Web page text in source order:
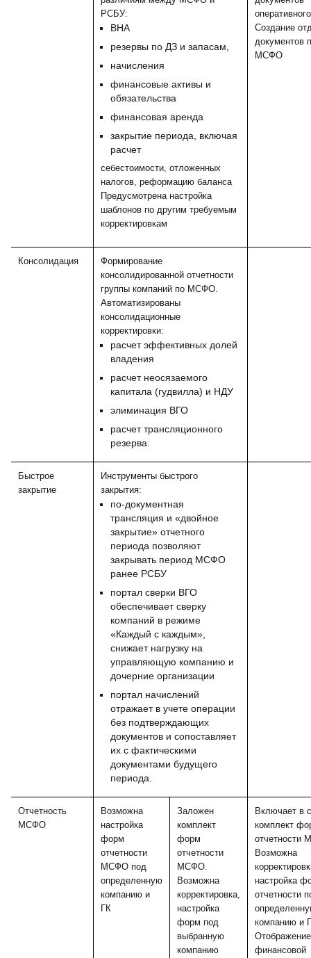
РСБУ:
ВНА
резервы по ДЗ и запасам,
начисления
финансовые активы и
обязательства
финансовая аренда
закрытие периода, включая
расчет
себестоимости, отложенных
налогов, реформацию баланса
Предусмотрена настройка
шаблонов по другим требуемым
корректировкам
Создание
документов
МСФО
Консолидация
Формирование
консолидированной отчетности
группы компаний по МСФО.
Автоматизированы
консолидационные
корректировки:
расчет эффективных долей
владения
расчет неосязаемого
капитала (гудвилла) и НДУ
элиминация ВГО
расчет трансляционного
резерва.
Быстрое
закрытие
Инструменты быстрого
закрытия:
по-документная
трансляция и «двойное
закрытие» отчетного
периода позволяют
закрывать период МСФО
ранее РСБУ
портал сверки ВГО
обеспечивает сверку
компаний в режиме
«Каждый с каждым»,
снижает нагрузку на
управляющую компанию и
дочерние организации
портал начислений
отражает в учете операции
без подтверждающих
документов и сопоставляет
их с фактическими
документами будущего
периода.
Отчетность
МСФО
Возможна
настройка
форм
отчетности
МСФО под
определенную
компанию и
ГК
Заложен
комплект
форм
отчетности
МСФО.
Возможна
корректировка,
настройка
форм под
выбранную
компанию
Включает в
комплект
отчетности
Возможна
настройка
отчетности
компанию и
Отображение
финансовой